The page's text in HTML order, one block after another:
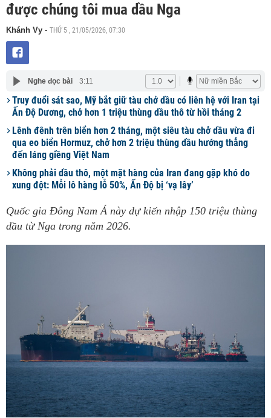
được chúng tôi mua dầu Nga
Khánh Vy - THỨ 5 , 21/05/2026, 07:30
Nghe đọc bài 3:11
Truy đuổi sát sao, Mỹ bắt giữ tàu chở dầu có liên hệ với Iran tại
Ấn Độ Dương, chở hơn 1 triệu thùng dầu thô từ hồi tháng 2
Lênh đênh trên biển hơn 2 tháng, một siêu tàu chở dầu vừa đi
qua eo biển Hormuz, chở hơn 2 triệu thùng dầu hướng thẳng
đến láng giềng Việt Nam
Không phải dầu thô, một mặt hàng của Iran đang gặp khó do
xung đột: Mỗi lô hàng lỗ 50%, Ấn Độ bị ‘vạ lây’
Quốc gia Đông Nam Á này dự kiến nhập 150 triệu thùng
dầu từ Nga trong năm 2026.